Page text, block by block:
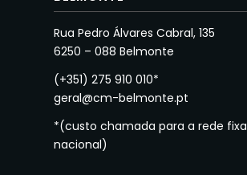
Rua Pedro Álvares Cabral, 135
6250 – 088 Belmonte
(+351) 275 910 010*
geral@cm-belmonte.pt
*(custo chamada para a rede fixa
nacional)